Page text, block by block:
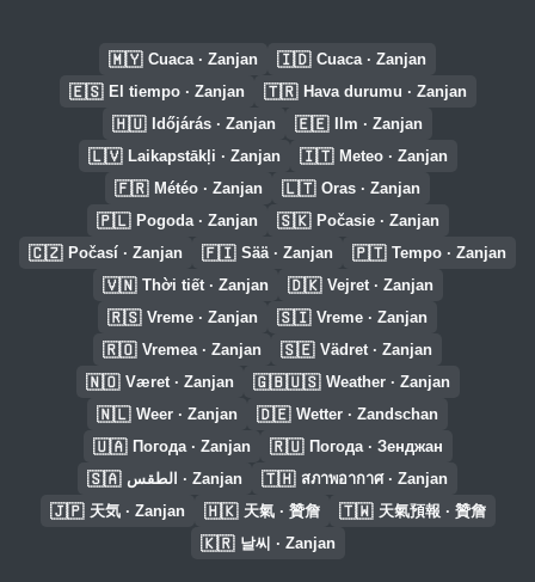
🇲🇾 Cuaca · Zanjan 🇮🇩 Cuaca · Zanjan
🇪🇸 El tiempo · Zanjan 🇹🇷 Hava durumu · Zanjan
🇭🇺 Időjárás · Zanjan 🇪🇪 Ilm · Zanjan
🇱🇻 Laikapstākļi · Zanjan 🇮🇹 Meteo · Zanjan
🇫🇷 Météo · Zanjan 🇱🇹 Oras · Zanjan
🇵🇱 Pogoda · Zanjan 🇸🇰 Počasie · Zanjan
🇨🇿 Počasí · Zanjan 🇫🇮 Sää · Zanjan 🇵🇹 Tempo · Zanjan
🇻🇳 Thời tiết · Zanjan 🇩🇰 Vejret · Zanjan
🇷🇸 Vreme · Zanjan 🇸🇮 Vreme · Zanjan
🇷🇴 Vremea · Zanjan 🇸🇪 Vädret · Zanjan
🇳🇴 Været · Zanjan 🇬🇧🇺🇸 Weather · Zanjan
🇳🇱 Weer · Zanjan 🇩🇪 Wetter · Zandschan
🇺🇦 Погода · Zanjan 🇷🇺 Погода · Зенджан
🇸🇦 الطقس · Zanjan 🇹🇭 สภาพอากาศ · Zanjan
🇯🇵 天気 · Zanjan 🇭🇰 天氣 · 贊詹 🇹🇼 天氣預報 · 贊詹
🇰🇷 날씨 · Zanjan